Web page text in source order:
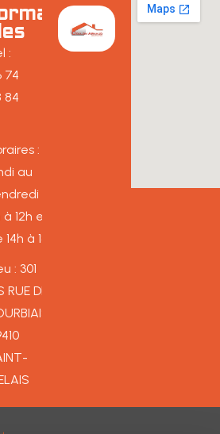
:
74
84
: Du
au
de
12h et
à 18h
: 301
RUE DE